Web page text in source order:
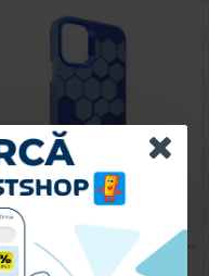
Husa spate pentru iPhone 13- Bozo case Albastru
59.90 lei